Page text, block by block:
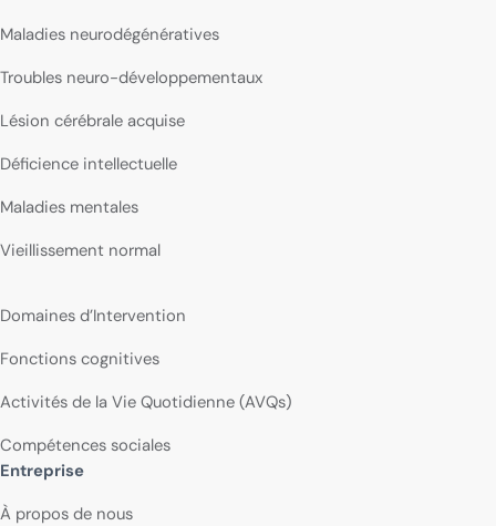
Maladies neurodégénératives
Troubles neuro-développementaux
Lésion cérébrale acquise
Déficience intellectuelle
Maladies mentales
Vieillissement normal
Domaines d’Intervention
Fonctions cognitives
Activités de la Vie Quotidienne (AVQs)
Compétences sociales
Entreprise
À propos de nous